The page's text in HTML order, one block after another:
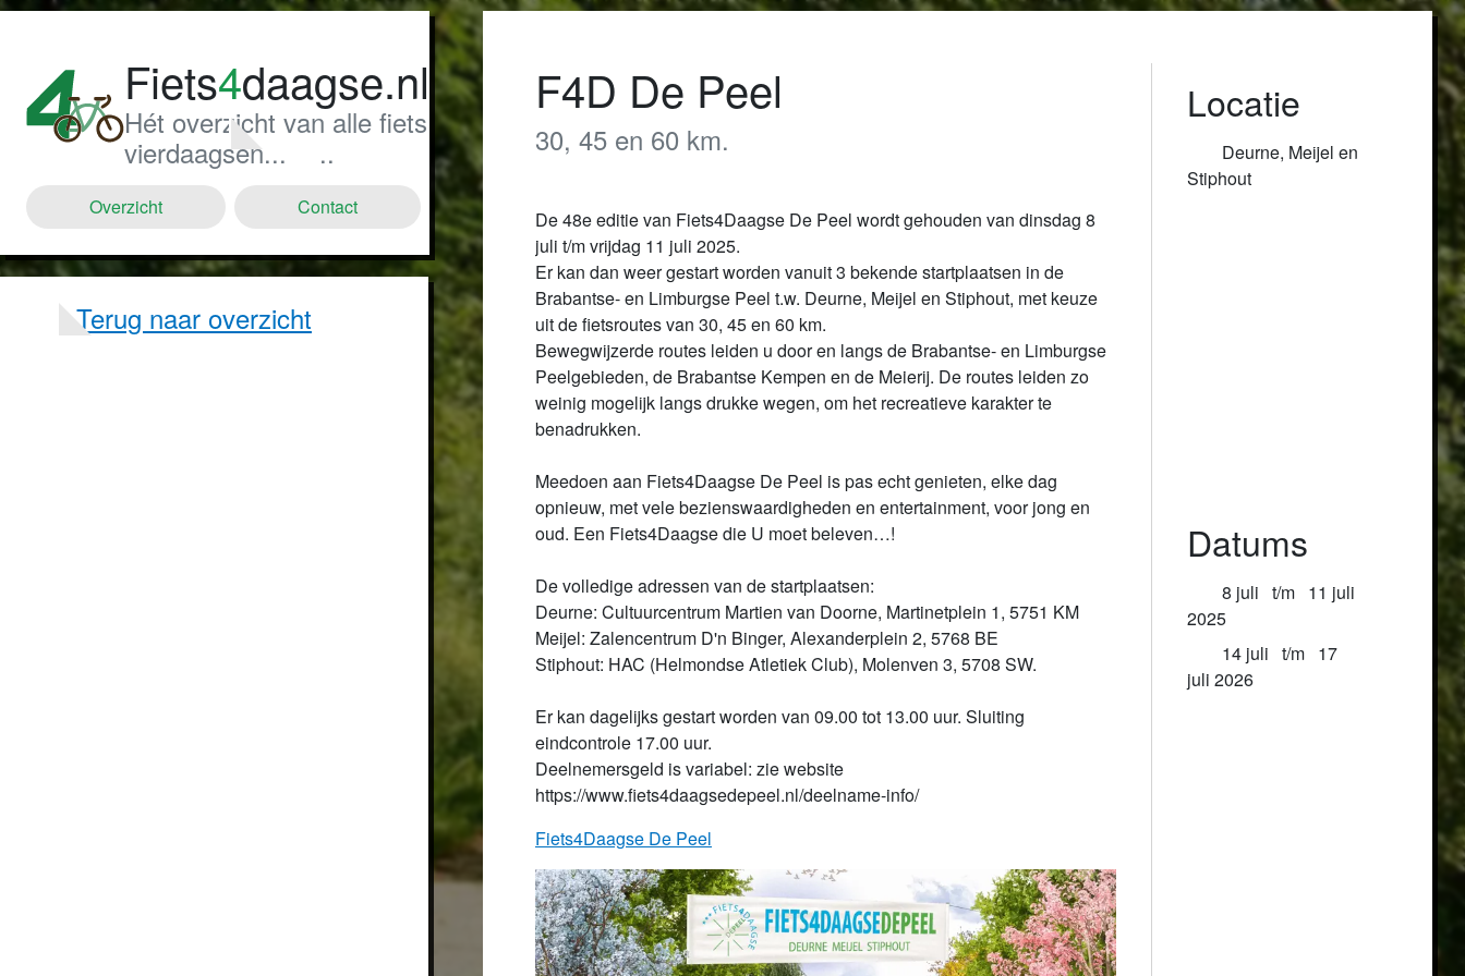
Fiets4daagse.nl
Hét overzicht van alle fiets
vierdaagsen...
..
Overzicht Contact
F4D De Peel
30, 45 en 60 km.
De 48e editie van Fiets4Daagse De Peel wordt gehouden van dinsdag 8
juli t/m vrijdag 11 juli 2025.
Er kan dan weer gestart worden vanuit 3 bekende startplaatsen in de
Brabantse- en Limburgse Peel t.w. Deurne, Meijel en Stiphout, met keuze
uit de fietsroutes van 30, 45 en 60 km.
Bewegwijzerde routes leiden u door en langs de Brabantse- en Limburgse
Peelgebieden, de Brabantse Kempen en de Meierij. De routes leiden zo
weinig mogelijk langs drukke wegen, om het recreatieve karakter te
benadrukken.
Meedoen aan Fiets4Daagse De Peel is pas echt genieten, elke dag
opnieuw, met vele bezienswaardigheden en entertainment, voor jong en
oud. Een Fiets4Daagse die U moet beleven…!
De volledige adressen van de startplaatsen:
Deurne: Cultuurcentrum Martien van Doorne, Martinetplein 1, 5751 KM
Meijel: Zalencentrum D'n Binger, Alexanderplein 2, 5768 BE
Stiphout: HAC (Helmondse Atletiek Club), Molenven 3, 5708 SW.
Er kan dagelijks gestart worden van 09.00 tot 13.00 uur. Sluiting
eindcontrole 17.00 uur.
Deelnemersgeld is variabel: zie website
Fiets4Daagse De Peel
Locatie
Deurne, Meijel en
Stiphout
Datums
8 juli t/m 11 juli
2025
14 juli t/m 17
juli 2026
Terug naar overzicht